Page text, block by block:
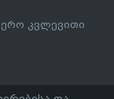
კვლევითი